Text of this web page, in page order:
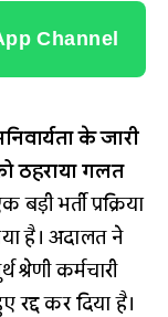
Channel
के जारी
ठहराया गलत
भर्ती प्रक्रिया
है। अदालत ने
कर्मचारी
रद्द कर दिया है।